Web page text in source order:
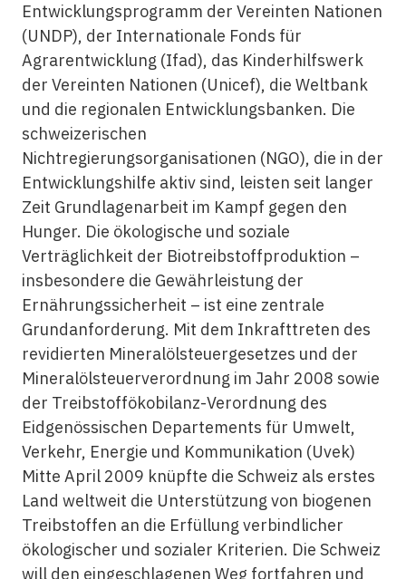
Entwicklungsprogramm der Vereinten Nationen
(UNDP), der Internationale Fonds für
Agrarentwicklung (Ifad), das Kinderhilfswerk
der Vereinten Nationen (Unicef), die Weltbank
und die regionalen Entwicklungsbanken. Die
schweizerischen
Nichtregierungsorganisationen (NGO), die in der
Entwicklungshilfe aktiv sind, leisten seit langer
Zeit Grundlagenarbeit im Kampf gegen den
Hunger. Die ökologische und soziale
Verträglichkeit der Biotreibstoffproduktion –
insbesondere die Gewährleistung der
Ernährungssicherheit – ist eine zentrale
Grundanforderung. Mit dem Inkrafttreten des
revidierten Mineralölsteuergesetzes und der
Mineralölsteuerverordnung im Jahr 2008 sowie
der Treibstoffökobilanz-Verordnung des
Eidgenössischen Departements für Umwelt,
Verkehr, Energie und Kommunikation (Uvek)
Mitte April 2009 knüpfte die Schweiz als erstes
Land weltweit die Unterstützung von biogenen
Treibstoffen an die Erfüllung verbindlicher
ökologischer und sozialer Kriterien. Die Schweiz
will den eingeschlagenen Weg fortfahren und